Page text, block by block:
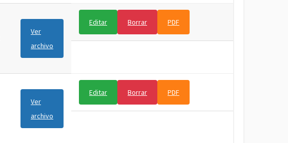
Ver
archivo
Editar Borrar PDF
Ver
archivo
Editar Borrar PDF